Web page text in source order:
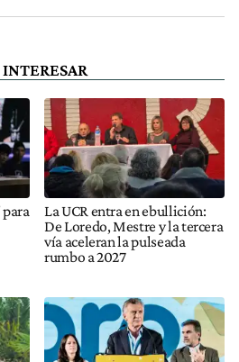
La UCR entra en ebullición:
De Loredo, Mestre y la tercera
vía aceleran la pulseada
rumbo a 2027